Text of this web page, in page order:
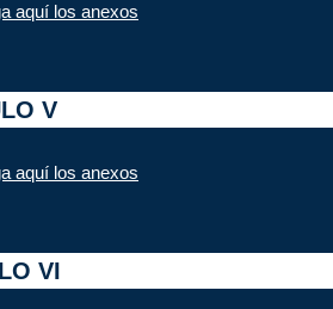
aquí los anexos
V
aquí los anexos
VI